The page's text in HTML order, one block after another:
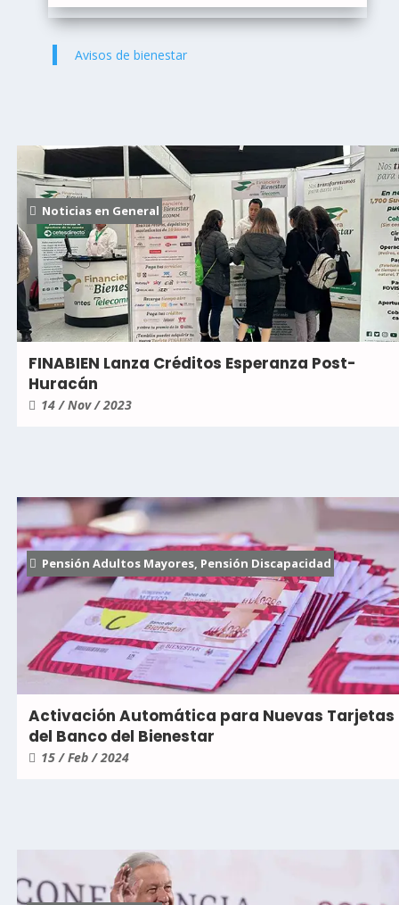
Avisos de bienestar
Noticias en General
FINABIEN Lanza Créditos Esperanza Post-
Huracán
14 / Nov / 2023
Pensión Adultos Mayores Pensión Discapacidad
Activación Automática para Nuevas Tarjetas
del Banco del Bienestar
15 / Feb / 2024